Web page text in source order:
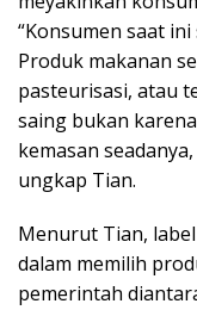
“Konsumen saat
Produk makanan
pasteurisasi, atau
saing bukan
kemasan
ungkap Tian.
Menurut Tian,
dalam memilih
pemerintah